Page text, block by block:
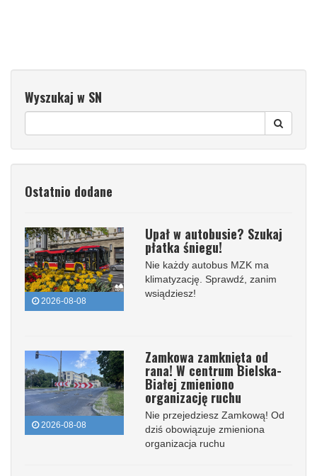
Wyszukaj w SN
Ostatnio dodane
2026-08-08
Upał w autobusie? Szukaj
płatka śniegu!
Nie każdy autobus MZK ma
klimatyzację. Sprawdź, zanim
wsiądziesz!
2026-08-08
Zamkowa zamknięta od
rana! W centrum Bielska-
Białej zmieniono
organizację ruchu
Nie przejedziesz Zamkową! Od
dziś obowiązuje zmieniona
organizacja ruchu